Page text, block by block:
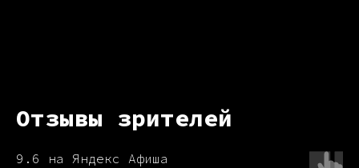
Отзывы зрителей
9.6 на Яндекс Афиша